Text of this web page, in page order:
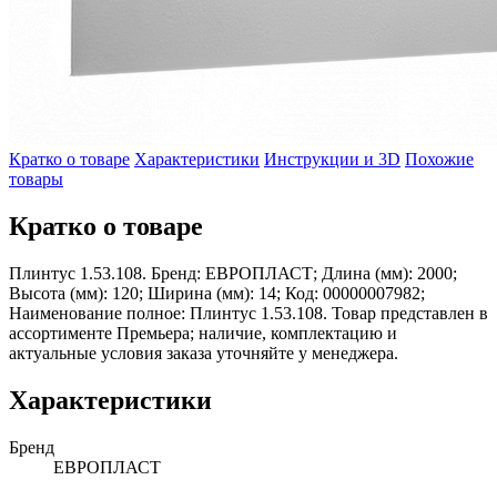
Кратко о товаре Характеристики Инструкции и 3D Похожие
товары
Кратко о товаре
Плинтус 1.53.108. Бренд: ЕВРОПЛАСТ; Длина (мм): 2000;
Высота (мм): 120; Ширина (мм): 14; Код: 00000007982;
Наименование полное: Плинтус 1.53.108. Товар представлен в
ассортименте Премьера; наличие, комплектацию и
актуальные условия заказа уточняйте у менеджера.
Характеристики
Бренд
ЕВРОПЛАСТ